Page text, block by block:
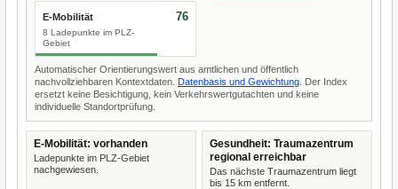
E-Mobilität
8 Ladepunkte im PLZ-
Gebiet
76
Automatischer Orientierungswert aus amtlichen und öffentlich
nachvollziehbaren Kontextdaten. Datenbasis und Gewichtung . Der Index
ersetzt keine Besichtigung, kein Verkehrswertgutachten und keine
individuelle Standortprüfung.
E-Mobilität: vorhanden
Ladepunkte im PLZ-Gebiet
nachgewiesen.
Gesundheit: Traumazentrum
regional erreichbar
Das nächste Traumazentrum liegt
bis 15 km entfernt.